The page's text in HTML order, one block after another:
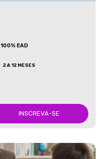
100% EAD
2 A 12 MESES
INSCREVA-SE